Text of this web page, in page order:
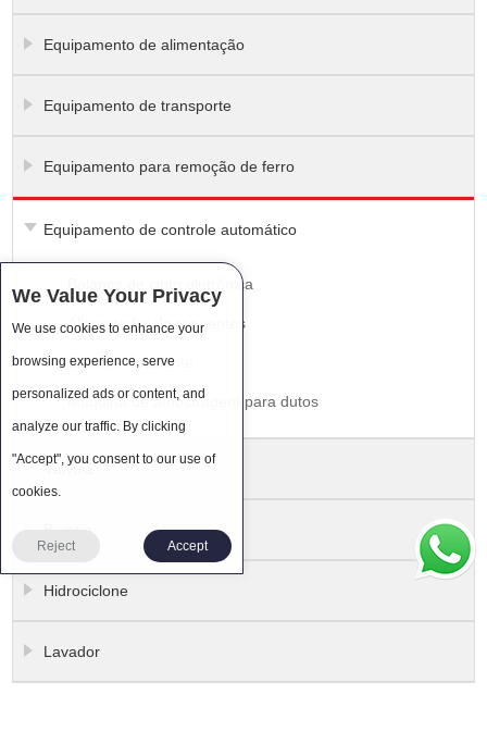
Equipamento de alimentação
Equipamento de transporte
Equipamento para remoção de ferro
Equipamento de controle automático
Balança de cinto eletrônica
Alimentador de reagentes
Sistema floculante
Máquina de amostragem para dutos
Válvula
Hidrociclone
Lavador
We Value Your Privacy
We use cookies to enhance your
browsing experience, serve
personalized ads or content, and
analyze our traffic. By clicking
"Accept", you consent to our use of
cookies.
Reject Accept